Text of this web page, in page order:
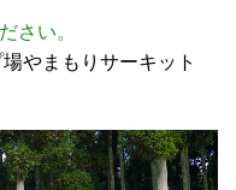
さい。
やまもりサーキット